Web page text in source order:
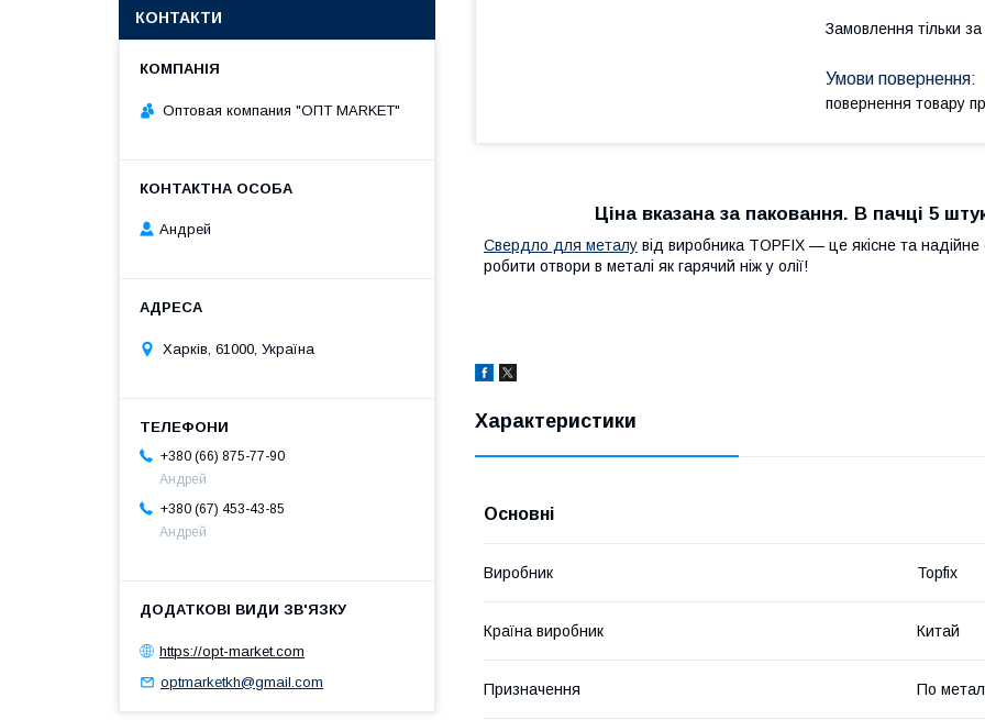
Замовлення тільки
повернення товару
Ціна вказана за паковання. В пачці 5
Свердло для металу від виробника TOPFIX — це якісне та
робити отвори в металі як гарячий ніж у олії!
Характеристики
Основні
Виробник Topfix
Країна виробник Китай
Призначення По
КОНТАКТИ
Оптовая компания "ОПТ MARKET"
Андрей
Харків, 61000, Україна
+380 (66) 875-77-90
Андрей
+380 (67) 453-43-85
Андрей
https://opt-market.com
optmarketkh@gmail.com